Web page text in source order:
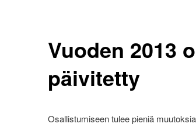
Vuoden 2013
päivitetty
Osallistumiseen tulee pieniä